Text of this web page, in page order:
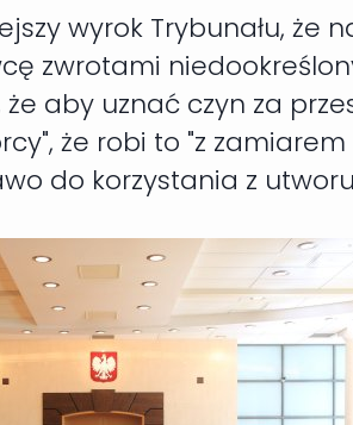
wyrok Trybunału,
zwrotami
że aby uznać czyn za
że robi to "z
do korzystania z